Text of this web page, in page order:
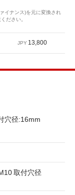
イナンス)を元に変換され
ださい。
JPY 13,800
穴径:16mm
取付穴径